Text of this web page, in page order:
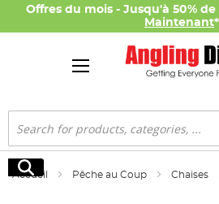
Offres du mois - Jusqu'à 50%
Maintenant*
Rechercher
Rechercher
Accueil Pêche au Coup Chaises